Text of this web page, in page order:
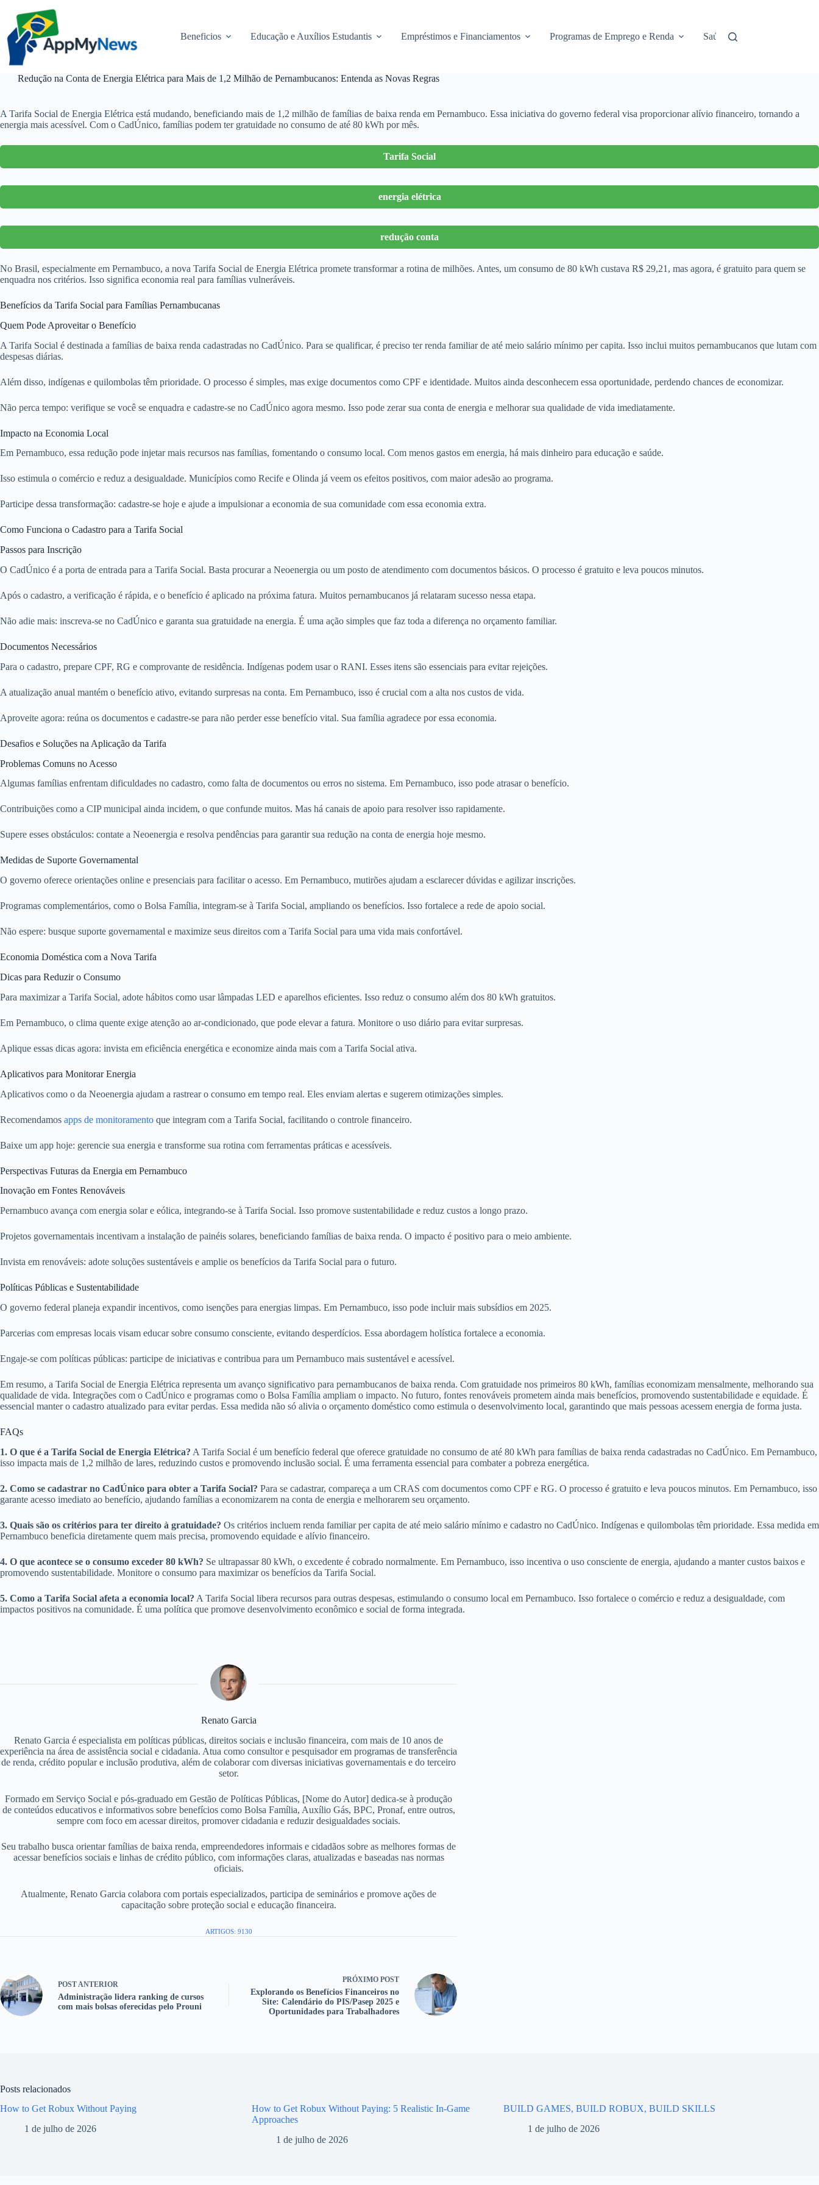
conteúdo
Beneficios Educação e Auxílios Estudantis Empréstimos e Financiamentos Programas de Emprego e Renda Saúde e Assistência
Redução na Conta de Energia Elétrica para Mais de 1,2 Milhão de Pernambucanos: Entenda as Novas Regras
A Tarifa Social de Energia Elétrica está mudando, beneficiando mais de 1,2 milhão de famílias de baixa renda em Pernambuco. Essa iniciativa do governo federal visa proporcionar alívio financeiro, tornando a
energia mais acessível. Com o CadÚnico, famílias podem ter gratuidade no consumo de até 80 kWh por mês.
Tarifa Social
energia elétrica
redução conta
No Brasil, especialmente em Pernambuco, a nova Tarifa Social de Energia Elétrica promete transformar a rotina de milhões. Antes, um consumo de 80 kWh custava R$ 29,21, mas agora, é gratuito para quem se
enquadra nos critérios. Isso significa economia real para famílias vulneráveis.
Benefícios da Tarifa Social para Famílias Pernambucanas
Quem Pode Aproveitar o Benefício
A Tarifa Social é destinada a famílias de baixa renda cadastradas no CadÚnico. Para se qualificar, é preciso ter renda familiar de até meio salário mínimo per capita. Isso inclui muitos pernambucanos que lutam com
despesas diárias.
Além disso, indígenas e quilombolas têm prioridade. O processo é simples, mas exige documentos como CPF e identidade. Muitos ainda desconhecem essa oportunidade, perdendo chances de economizar.
Não perca tempo: verifique se você se enquadra e cadastre-se no CadÚnico agora mesmo. Isso pode zerar sua conta de energia e melhorar sua qualidade de vida imediatamente.
Impacto na Economia Local
Em Pernambuco, essa redução pode injetar mais recursos nas famílias, fomentando o consumo local. Com menos gastos em energia, há mais dinheiro para educação e saúde.
Isso estimula o comércio e reduz a desigualdade. Municípios como Recife e Olinda já veem os efeitos positivos, com maior adesão ao programa.
Participe dessa transformação: cadastre-se hoje e ajude a impulsionar a economia de sua comunidade com essa economia extra.
Como Funciona o Cadastro para a Tarifa Social
Passos para Inscrição
O CadÚnico é a porta de entrada para a Tarifa Social. Basta procurar a Neoenergia ou um posto de atendimento com documentos básicos. O processo é gratuito e leva poucos minutos.
Após o cadastro, a verificação é rápida, e o benefício é aplicado na próxima fatura. Muitos pernambucanos já relataram sucesso nessa etapa.
Não adie mais: inscreva-se no CadÚnico e garanta sua gratuidade na energia. É uma ação simples que faz toda a diferença no orçamento familiar.
Documentos Necessários
Para o cadastro, prepare CPF, RG e comprovante de residência. Indígenas podem usar o RANI. Esses itens são essenciais para evitar rejeições.
A atualização anual mantém o benefício ativo, evitando surpresas na conta. Em Pernambuco, isso é crucial com a alta nos custos de vida.
Aproveite agora: reúna os documentos e cadastre-se para não perder esse benefício vital. Sua família agradece por essa economia.
Desafios e Soluções na Aplicação da Tarifa
Problemas Comuns no Acesso
Algumas famílias enfrentam dificuldades no cadastro, como falta de documentos ou erros no sistema. Em Pernambuco, isso pode atrasar o benefício.
Contribuições como a CIP municipal ainda incidem, o que confunde muitos. Mas há canais de apoio para resolver isso rapidamente.
Supere esses obstáculos: contate a Neoenergia e resolva pendências para garantir sua redução na conta de energia hoje mesmo.
Medidas de Suporte Governamental
O governo oferece orientações online e presenciais para facilitar o acesso. Em Pernambuco, mutirões ajudam a esclarecer dúvidas e agilizar inscrições.
Programas complementários, como o Bolsa Família, integram-se à Tarifa Social, ampliando os benefícios. Isso fortalece a rede de apoio social.
Não espere: busque suporte governamental e maximize seus direitos com a Tarifa Social para uma vida mais confortável.
Economia Doméstica com a Nova Tarifa
Dicas para Reduzir o Consumo
Para maximizar a Tarifa Social, adote hábitos como usar lâmpadas LED e aparelhos eficientes. Isso reduz o consumo além dos 80 kWh gratuitos.
Em Pernambuco, o clima quente exige atenção ao ar-condicionado, que pode elevar a fatura. Monitore o uso diário para evitar surpresas.
Aplique essas dicas agora: invista em eficiência energética e economize ainda mais com a Tarifa Social ativa.
Aplicativos para Monitorar Energia
Aplicativos como o da Neoenergia ajudam a rastrear o consumo em tempo real. Eles enviam alertas e sugerem otimizações simples.
Recomendamos apps de monitoramento que integram com a Tarifa Social, facilitando o controle financeiro.
Baixe um app hoje: gerencie sua energia e transforme sua rotina com ferramentas práticas e acessíveis.
Perspectivas Futuras da Energia em Pernambuco
Inovação em Fontes Renováveis
Pernambuco avança com energia solar e eólica, integrando-se à Tarifa Social. Isso promove sustentabilidade e reduz custos a longo prazo.
Projetos governamentais incentivam a instalação de painéis solares, beneficiando famílias de baixa renda. O impacto é positivo para o meio ambiente.
Invista em renováveis: adote soluções sustentáveis e amplie os benefícios da Tarifa Social para o futuro.
Políticas Públicas e Sustentabilidade
O governo federal planeja expandir incentivos, como isenções para energias limpas. Em Pernambuco, isso pode incluir mais subsídios em 2025.
Parcerias com empresas locais visam educar sobre consumo consciente, evitando desperdícios. Essa abordagem holística fortalece a economia.
Engaje-se com políticas públicas: participe de iniciativas e contribua para um Pernambuco mais sustentável e acessível.
Em resumo, a Tarifa Social de Energia Elétrica representa um avanço significativo para pernambucanos de baixa renda. Com gratuidade nos primeiros 80 kWh, famílias economizam mensalmente, melhorando sua
qualidade de vida. Integrações com o CadÚnico e programas como o Bolsa Família ampliam o impacto. No futuro, fontes renováveis prometem ainda mais benefícios, promovendo sustentabilidade e equidade. É
essencial manter o cadastro atualizado para evitar perdas. Essa medida não só alivia o orçamento doméstico como estimula o desenvolvimento local, garantindo que mais pessoas acessem energia de forma justa.
FAQs
1. O que é a Tarifa Social de Energia Elétrica? A Tarifa Social é um benefício federal que oferece gratuidade no consumo de até 80 kWh para famílias de baixa renda cadastradas no CadÚnico. Em Pernambuco,
isso impacta mais de 1,2 milhão de lares, reduzindo custos e promovendo inclusão social. É uma ferramenta essencial para combater a pobreza energética.
2. Como se cadastrar no CadÚnico para obter a Tarifa Social? Para se cadastrar, compareça a um CRAS com documentos como CPF e RG. O processo é gratuito e leva poucos minutos. Em Pernambuco, isso
garante acesso imediato ao benefício, ajudando famílias a economizarem na conta de energia e melhorarem seu orçamento.
3. Quais são os critérios para ter direito à gratuidade? Os critérios incluem renda familiar per capita de até meio salário mínimo e cadastro no CadÚnico. Indígenas e quilombolas têm prioridade. Essa medida em
Pernambuco beneficia diretamente quem mais precisa, promovendo equidade e alívio financeiro.
4. O que acontece se o consumo exceder 80 kWh? Se ultrapassar 80 kWh, o excedente é cobrado normalmente. Em Pernambuco, isso incentiva o uso consciente de energia, ajudando a manter custos baixos e
promovendo sustentabilidade. Monitore o consumo para maximizar os benefícios da Tarifa Social.
5. Como a Tarifa Social afeta a economia local? A Tarifa Social libera recursos para outras despesas, estimulando o consumo local em Pernambuco. Isso fortalece o comércio e reduz a desigualdade, com
impactos positivos na comunidade. É uma política que promove desenvolvimento econômico e social de forma integrada.
Renato Garcia
Renato Garcia é especialista em políticas públicas, direitos sociais e inclusão financeira, com mais de 10 anos de
experiência na área de assistência social e cidadania. Atua como consultor e pesquisador em programas de transferência
de renda, crédito popular e inclusão produtiva, além de colaborar com diversas iniciativas governamentais e do terceiro
setor.
Formado em Serviço Social e pós-graduado em Gestão de Políticas Públicas, [Nome do Autor] dedica-se à produção
de conteúdos educativos e informativos sobre benefícios como Bolsa Família, Auxílio Gás, BPC, Pronaf, entre outros,
sempre com foco em acessar direitos, promover cidadania e reduzir desigualdades sociais.
Seu trabalho busca orientar famílias de baixa renda, empreendedores informais e cidadãos sobre as melhores formas de
acessar benefícios sociais e linhas de crédito público, com informações claras, atualizadas e baseadas nas normas
oficiais.
Atualmente, Renato Garcia colabora com portais especializados, participa de seminários e promove ações de
capacitação sobre proteção social e educação financeira.
ARTIGOS: 9130
POST ANTERIOR
Administração lidera ranking de cursos
com mais bolsas oferecidas pelo Prouni
PRÓXIMO POST
Explorando os Benefícios Financeiros no
Site: Calendário do PIS/Pasep 2025 e
Oportunidades para Trabalhadores
Posts relacionados
How to Get Robux Without Paying
1 de julho de 2026
How to Get Robux Without Paying: 5 Realistic In-Game
Approaches
1 de julho de 2026
BUILD GAMES, BUILD ROBUX, BUILD SKILLS
1 de julho de 2026